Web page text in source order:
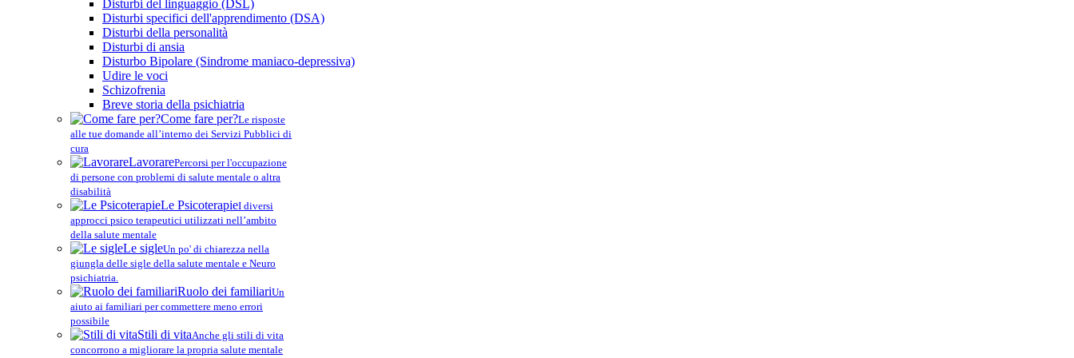
Disturbi del linguaggio (DSL)
Disturbi specifici dell'apprendimento (DSA)
Disturbi della personalità
Disturbi di ansia
Disturbo Bipolare (Sindrome maniaco-depressiva)
Udire le voci
Schizofrenia
Breve storia della psichiatria
Come fare per?Le risposte
alle tue domande all’interno dei Servizi Pubblici di
cura
LavorarePercorsi per l'occupazione
di persone con problemi di salute mentale o altra
disabilità
Le PsicoterapieI diversi
approcci psico terapeutici utilizzati nell’ambito
della salute mentale
Le sigleUn po' di chiarezza nella
giungla delle sigle della salute mentale e Neuro
psichiatria.
Ruolo dei familiariUn
aiuto ai familiari per commettere meno errori
possibile
Stili di vitaAnche gli stili di vita
concorrono a migliorare la propria salute mentale